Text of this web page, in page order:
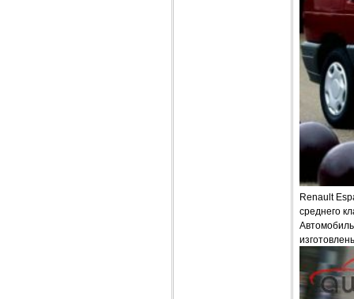
Renault
среднего